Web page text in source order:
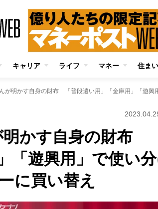
キャリア ライフ マネー 住ま
明かす自身の財布
「遊興用」で使い
に買い替え